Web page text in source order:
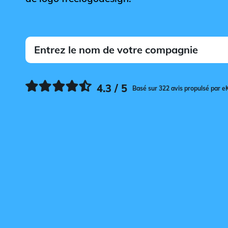
4.3 / 5 Basé sur 322 avis propulsé par